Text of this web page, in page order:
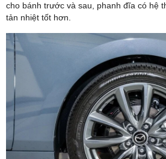
cho bánh trước và sau, phanh đĩa có hệ
tản nhiệt tốt hơn.